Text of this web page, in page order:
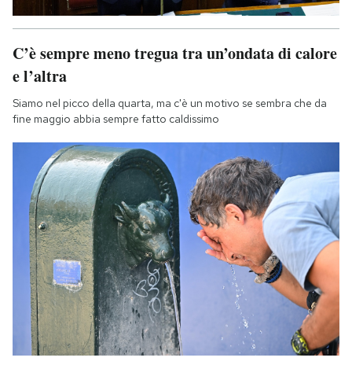
C’è sempre meno tregua tra un’ondata di calore
e l’altra
Siamo nel picco della quarta, ma c'è un motivo se sembra che da
fine maggio abbia sempre fatto caldissimo